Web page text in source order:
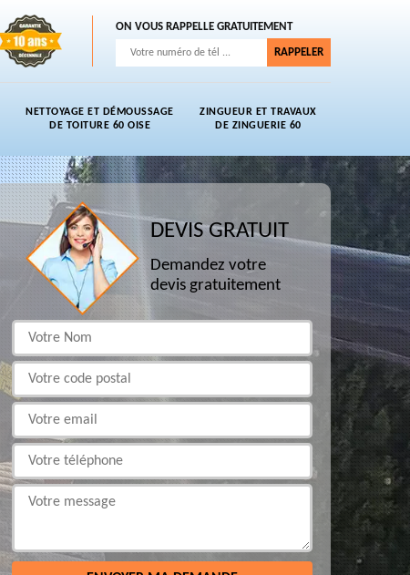
ON VOUS RAPPELLE GRATUITEMENT
NETTOYAGE ET DÉMOUSSAGE
DE TOITURE 60 OISE
ZINGUEUR ET TRAVAUX
DE ZINGUERIE 60
DEVIS GRATUIT
Demandez votre
devis gratuitement